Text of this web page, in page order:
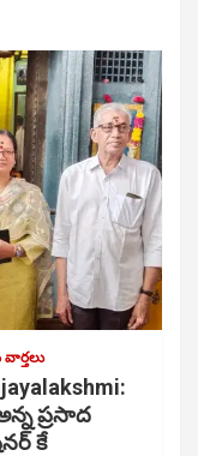
వార్తలు
ప్రసాద
కే